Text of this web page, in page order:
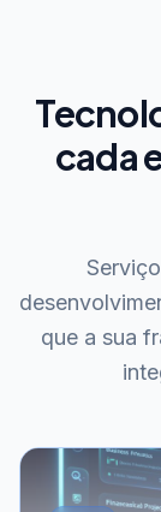
cada
que a sua